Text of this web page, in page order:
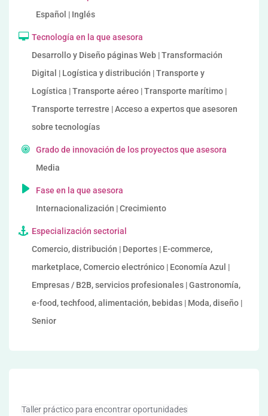
Español | Inglés
Tecnología en la que asesora
Desarrollo y Diseño páginas Web | Transformación
Digital | Logística y distribución | Transporte y
Logística | Transporte aéreo | Transporte marítimo |
Transporte terrestre | Acceso a expertos que asesoren
sobre tecnologías
Grado de innovación de los proyectos que asesora
Media
Fase en la que asesora
Internacionalización | Crecimiento
Especialización sectorial
Comercio, distribución | Deportes | E-commerce,
marketplace, Comercio electrónico | Economía Azul |
Empresas / B2B, servicios profesionales | Gastronomía,
e-food, techfood, alimentación, bebidas | Moda, diseño |
Senior
Taller práctico para encontrar oportunidades